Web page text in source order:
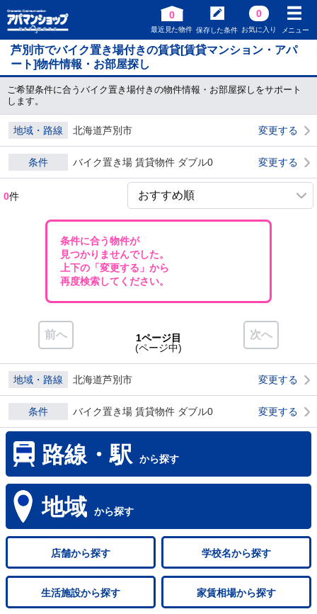
0
最近見た物件 保存した条件
0
お気に入り メニュー
芦別市でバイク置き場付きの賃貸[賃貸マンション・アパ
ート]物件情報・お部屋探し
ご希望条件に合うバイク置き場付きの物件情報・お部屋探しをサポート
します。
地域・路線 北海道芦別市 変更する
条件 バイク置き場 賃貸物件 ダブル0 変更する
0件
条件に合う物件が
見つかりませんでした。
上下の「変更する」から
再度検索してください。
前へ 次へ
1ページ目
(ページ中)
地域・路線 北海道芦別市 変更する
条件 バイク置き場 賃貸物件 ダブル0 変更する
路線・駅 から探す
地域 から探す
店舗から探す 学校名から探す
生活施設から探す 家賃相場から探す